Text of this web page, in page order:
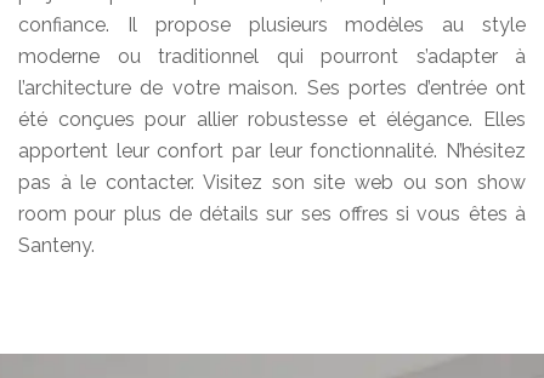
confiance. Il propose plusieurs modèles au style
moderne ou traditionnel qui pourront s’adapter à
l’architecture de votre maison. Ses portes d’entrée ont
été conçues pour allier robustesse et élégance. Elles
apportent leur confort par leur fonctionnalité. N’hésitez
pas à le contacter. Visitez son site web ou son show
room pour plus de détails sur ses offres si vous êtes à
Santeny.